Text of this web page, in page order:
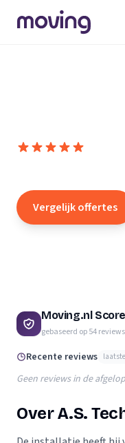
Vergelijk offertes
Moving.nl Score
gebaseerd op54reviews
Recente reviews
Geen reviews in de
Over A.S.